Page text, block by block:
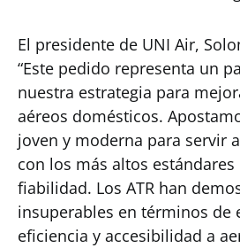
El presidente de UNI Air,
“Este pedido representa un
nuestra estrategia para
aéreos domésticos.
joven y moderna para servir
con los más altos
fiabilidad. Los ATR han
insuperables en términos de
eficiencia y accesibilidad a